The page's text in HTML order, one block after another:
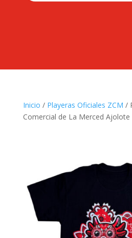
Inicio / Playeras Oficiales ZCM /
Comercial de La Merced